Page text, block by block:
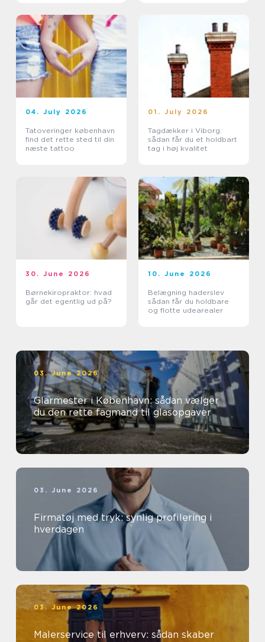
04. July 2026
Tatoveringer københavn
find det rette sted til din
næste tattoo
01. July 2026
Tagdækker i Viborg:
sådan får du et holdbart
tag i høj kvalitet
30. June 2026
Børnekiropraktor: hvad
går det egentlig ud på?
10. June 2026
Belægning haderslev
sådan får du holdbare
og flotte udearealer
03. June 2026
Glarmester i København: sådan vælger
du den rette fagmand til glasopgaver
03. June 2026
Firmatøj med tryk: synlig profilering i
hverdagen
03. June 2026
Malerservice til erhverv: sådan skaber